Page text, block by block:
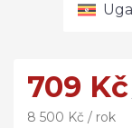
709 Kč
8 500 Kč / rok